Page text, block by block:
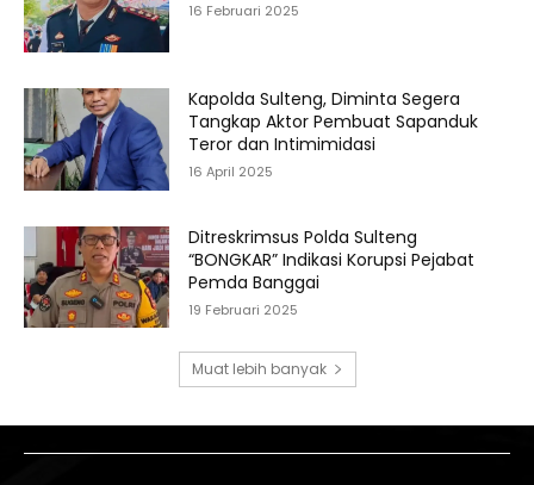
16 Februari 2025
Kapolda Sulteng, Diminta Segera
Tangkap Aktor Pembuat Sapanduk
Teror dan Intimimidasi
16 April 2025
Ditreskrimsus Polda Sulteng
“BONGKAR” Indikasi Korupsi Pejabat
Pemda Banggai
19 Februari 2025
Muat lebih banyak